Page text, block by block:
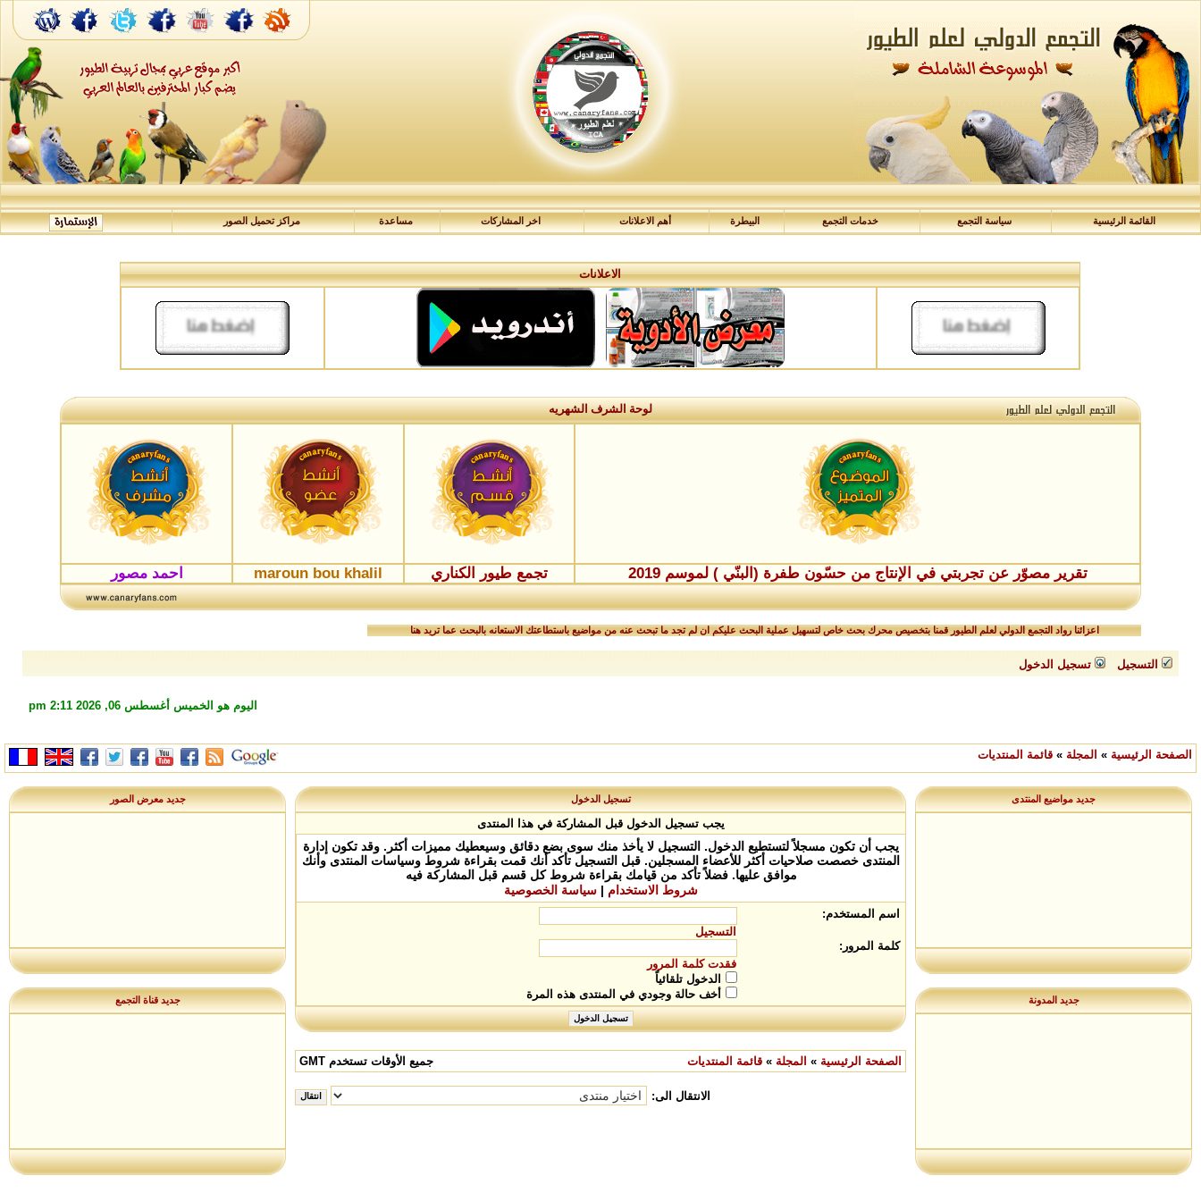
القائمة الرئيسية سياسة التجمع خدمات التجمع البيطرة أهم الاعلانات اخر المشاركات مساعدة مراكز تحميل الصور
الاعلانات
لوحة الشرف الشهريه
تقرير مصوّر عن تجربتي في الإنتاج من حسّون طفرة (البنّي ) لموسم 2019 تجمع طيور الكناري maroun bou khalil احمد مصور
اعزائنا رواد التجمع الدولي لعلم الطيور قمنا بتخصيص محرك بحث خاص لتسهيل عملية البحث عليكم ان لم تجد ما تبحث عنه من مواضيع باستطاعتك الاستعانه بالبحث عما تريد هنا
التسجيل تسجيل الدخول
اليوم هو الخميس أغسطس 06, 2026 2:11 pm
الصفحة الرئيسية » المجلة » قائمة المنتديات
جديد مواضيع المنتدى
جديد المدونة
تسجيل الدخول
يجب تسجيل الدخول قبل المشاركة في هذا المنتدى
يجب أن تكون مسجلاً لتستطيع الدخول. التسجيل لا يأخذ منك سوى بضع دقائق وسيعطيك مميزات أكثر. وقد تكون إدارة
المنتدى خصصت صلاحيات أكثر للأعضاء المسجلين. قبل التسجيل تأكد أنك قمت بقراءة شروط وسياسات المنتدى وأنك
موافق عليها. فضلاً تأكد من قيامك بقراءة شروط كل قسم قبل المشاركة فيه
شروط الاستخدام | سياسة الخصوصية
اسم المستخدم:
التسجيل
كلمة المرور:
فقدت كلمة المرور
الدخول تلقائياً
أخف حالة وجودي في المنتدى هذه المرة
الصفحة الرئيسية » المجلة » قائمة المنتديات جميع الأوقات تستخدم GMT
الانتقال الى:
جديد معرض الصور
جديد قناة التجمع